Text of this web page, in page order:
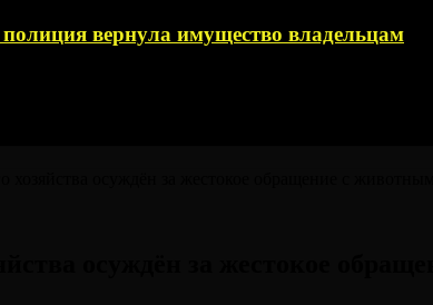
вернула имущество владельцам